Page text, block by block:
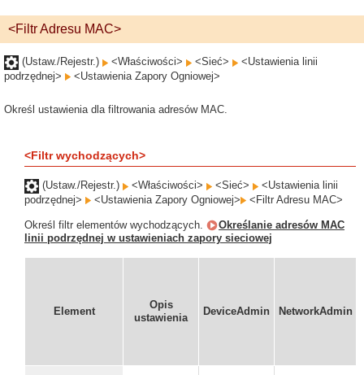
<Filtr Adresu MAC>
(Ustaw./Rejestr.) <Właściwości> <Sieć>
<Ustawienia linii
podrzędnej>
<Ustawienia Zapory Ogniowej>
Określ ustawienia dla filtrowania adresów MAC.
<Filtr wychodzących>
(Ustaw./Rejestr.) <Właściwości> <Sieć>
<Ustawienia linii
podrzędnej>
<Ustawienia Zapory Ogniowej> <Filtr Adresu MAC>
Określ filtr elementów wychodzących.
Określanie adresów MAC
linii podrzędnej w ustawieniach zapory sieciowej
Element
Opis
ustawienia
DeviceAdmin NetworkAdmin